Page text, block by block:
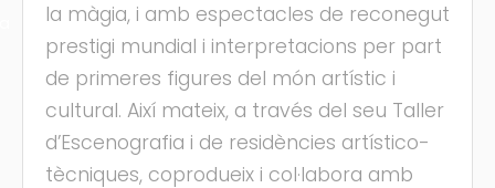
la màgia, i amb espectacles de reconegut
prestigi mundial i interpretacions per part
de primeres figures del món artístic i
cultural. Així mateix, a través del seu Taller
d’Escenografia i de residències artístico-
tècniques, coprodueix i col·labora amb